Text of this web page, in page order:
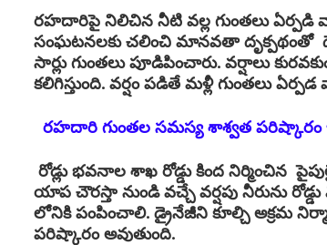
రహదారిపై నిలిచిన నీటి వల్ల గుంతలు
సంఘటనలకు చలించి మానవతా
సార్లు గుంతలు పూడిపించారు. వర్షాలు
కలిగిస్తుంది. వర్షం పడితే మళ్లీ గుంతలు
రహదారి గుంతల సమస్య శాశ్వత పరిష్కారం
రోడ్లు భవనాల శాఖ రోడ్డు కింద నిర్మించిన
యాప చౌరస్తా నుండి వచ్చే వర్షపు నీరును
లోనికి పంపించాలి. డ్రైనేజీని కూల్చి అక్రమ
పరిష్కారం అవుతుంది.